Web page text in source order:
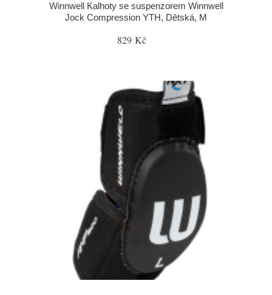
Winnwell Kalhoty se suspenzorem Winnwell
Jock Compression YTH, Dětská, M
829 Kč